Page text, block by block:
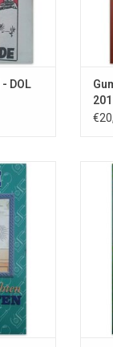
DOL
titels "In